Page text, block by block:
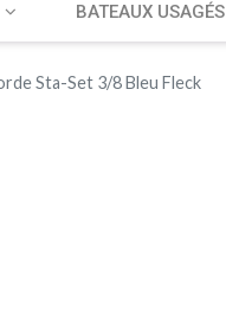
BATEAUX USAGÉS
Sta-Set 3/8 Bleu Fleck